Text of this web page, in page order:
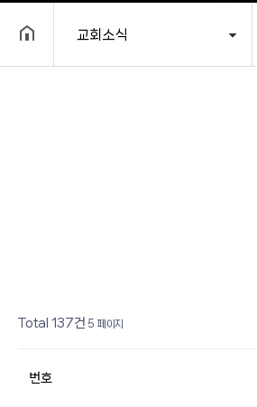
교회소식
Total 137건 5 페이지
번호